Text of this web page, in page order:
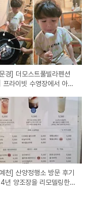
경] 더모스트풀빌라펜션
프라이빗 수영장에서 아이
천] 산양정행소 방문 후기
년 양조장을 리모델링한